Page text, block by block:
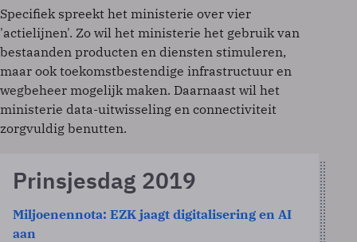
Specifiek spreekt het ministerie over vier
'actielijnen'. Zo wil het ministerie het gebruik van
bestaanden producten en diensten stimuleren,
maar ook toekomstbestendige infrastructuur en
wegbeheer mogelijk maken. Daarnaast wil het
ministerie data-uitwisseling en connectiviteit
zorgvuldig benutten.
Prinsjesdag 2019
Miljoenennota: EZK jaagt digitalisering en AI
aan